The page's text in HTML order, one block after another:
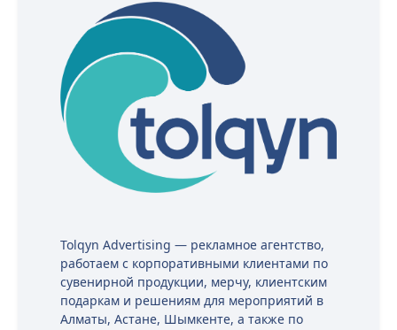
Tolqyn Advertising — рекламное агентство,
работаем с корпоративными клиентами по
сувенирной продукции, мерчу, клиентским
подаркам и решениям для мероприятий в
Алматы, Астане, Шымкенте, а также по